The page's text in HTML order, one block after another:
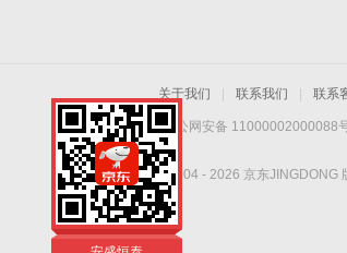
关于我们 联系我们 联系
京公网安备 11000002000088
Copyright © 2004 - 2026 京东JINGDONG
安盛恒泰保健器械专
营店